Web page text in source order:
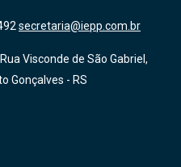
secretaria@iepp.com.br
Visconde de São Gabriel,
Gonçalves - RS